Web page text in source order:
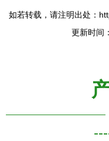
如若转载，请注明出处：
更新时间